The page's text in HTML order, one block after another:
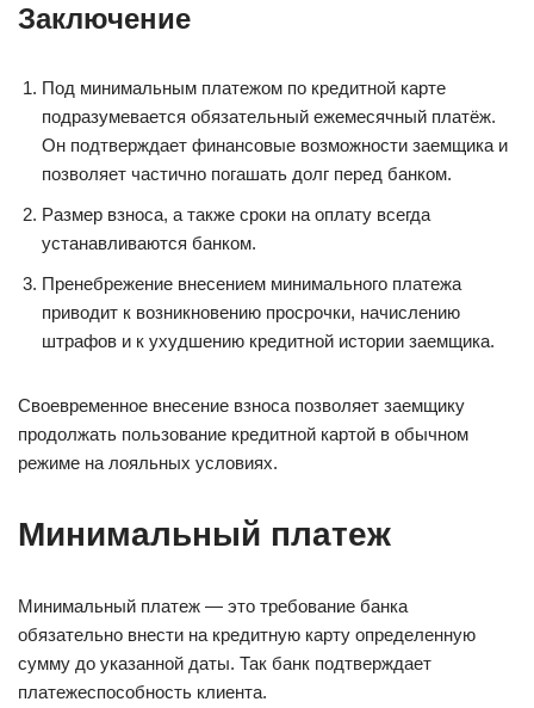
Заключение
Под минимальным платежом по кредитной карте
подразумевается обязательный ежемесячный платёж.
Он подтверждает финансовые возможности заемщика и
позволяет частично погашать долг перед банком.
Размер взноса, а также сроки на оплату всегда
устанавливаются банком.
Пренебрежение внесением минимального платежа
приводит к возникновению просрочки, начислению
штрафов и к ухудшению кредитной истории заемщика.
Своевременное внесение взноса позволяет заемщику
продолжать пользование кредитной картой в обычном
режиме на лояльных условиях.
Минимальный платеж
Минимальный платеж — это требование банка
обязательно внести на кредитную карту определенную
сумму до указанной даты. Так банк подтверждает
платежеспособность клиента.